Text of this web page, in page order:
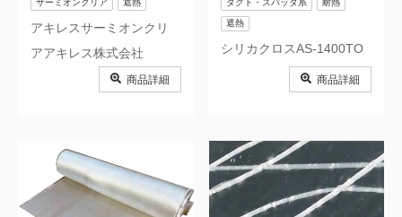
アキレスサーミオンクリ
アアキレス株式会社
商品詳細
シリカクロスAS-1400TO
遮熱
商品詳細